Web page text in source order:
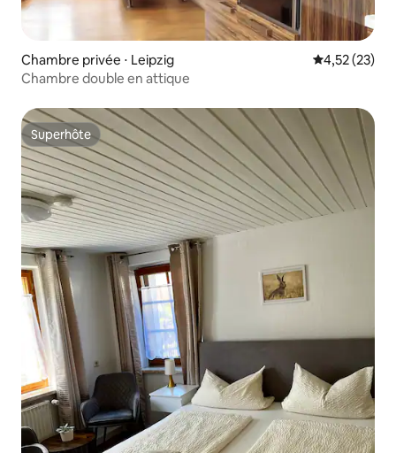
Chambre privée ⋅ Leipzig Évaluation
4,52 (23)
Chambre double en attique
Superhôte
Superhôte